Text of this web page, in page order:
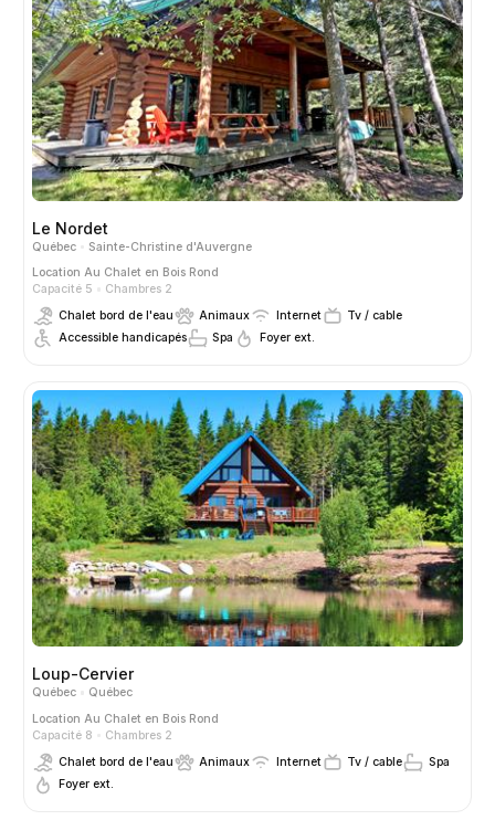
Le Nordet
Québec
Sainte-Christine d'Auvergne
Location Au Chalet en Bois Rond
Capacité 5
Chambres 2
Chalet bord de l'eau
Animaux Internet
Tv / cable
Accessible handicapés
Spa Foyer ext.
Loup-Cervier
Québec
Québec
Location Au Chalet en Bois Rond
Capacité 8
Chambres 2
Chalet bord de l'eau
Animaux Internet Tv / cable
Spa
Foyer ext.